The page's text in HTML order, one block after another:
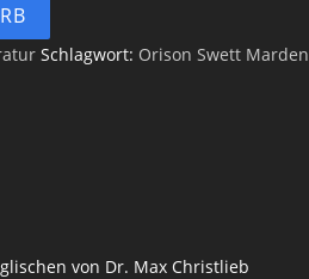
Schlagwort: Orison Swett Marden
von Dr. Max Christlieb